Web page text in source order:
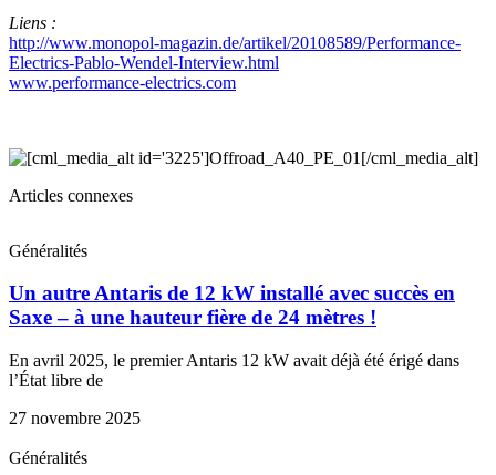
Liens :
http://www.monopol-magazin.de/artikel/20108589/Performance-
Electrics-Pablo-Wendel-Interview.html
www.performance-electrics.com
Articles connexes
Généralités
Un autre Antaris de 12 kW installé avec succès en
Saxe – à une hauteur fière de 24 mètres !
En avril 2025, le premier Antaris 12 kW avait déjà été érigé dans
l’État libre de
27 novembre 2025
Généralités